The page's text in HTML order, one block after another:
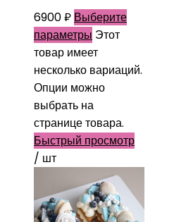
6900₽ Выберите
параметры Этот
товар имеет
несколько вариаций.
Опции можно
выбрать на
странице товара.
Быстрый просмотр
/ шт